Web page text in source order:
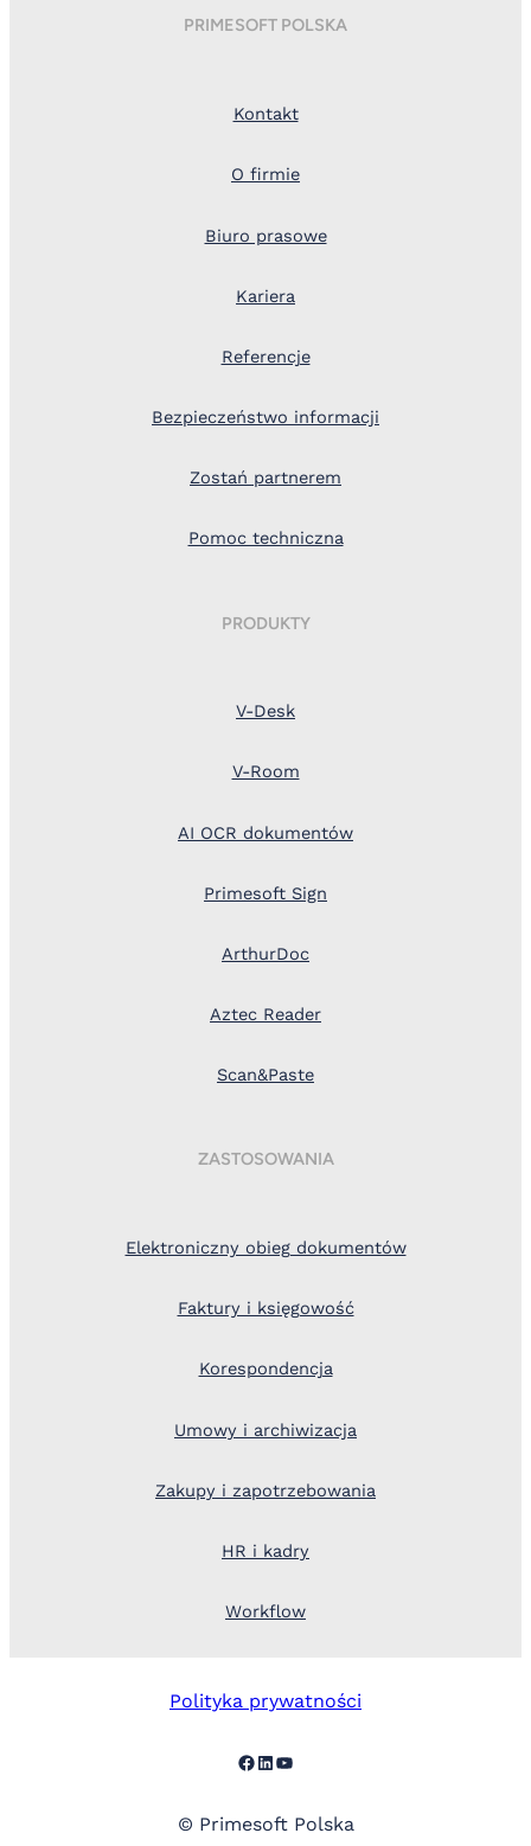
PRIMESOFT POLSKA
Kontakt
O firmie
Biuro prasowe
Kariera
Referencje
Bezpieczeństwo informacji
Zostań partnerem
Pomoc techniczna
PRODUKTY
V-Desk
V-Room
AI OCR dokumentów
Primesoft Sign
ArthurDoc
Aztec Reader
Scan&Paste
ZASTOSOWANIA
Elektroniczny obieg dokumentów
Faktury i księgowość
Korespondencja
Umowy i archiwizacja
Zakupy i zapotrzebowania
HR i kadry
Workflow
Polityka prywatności
Facebook
LinkedIn
YouTube
© Primesoft Polska